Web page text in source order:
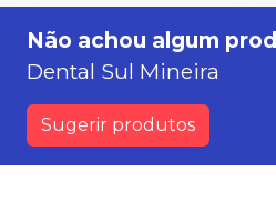
Não achou algum
Dental Sul Mineira
Sugerir produtos